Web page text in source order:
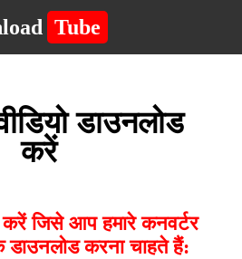
Tube
डाउनलोड
करें
जिसे आप हमारे कनवर्टर
करना चाहते हैं: